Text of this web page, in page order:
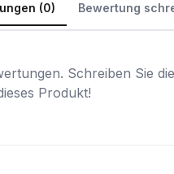
(0) Bewertung
Schreiben Sie
Produkt!